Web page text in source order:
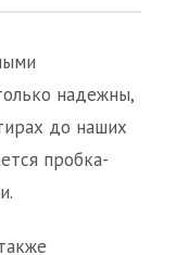
надежны,
до наших
пробка-